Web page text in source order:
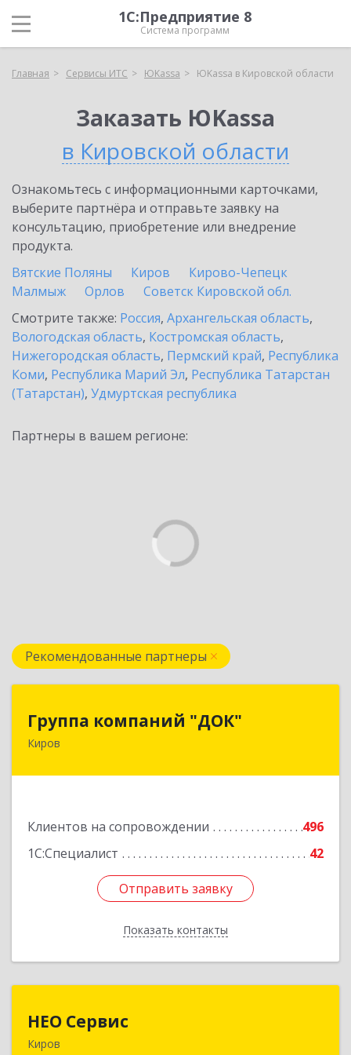
1С:Предприятие 8
Система программ
Главная Сервисы ИТС ЮKassa ЮKassa в Кировской области
Заказать ЮKassa
в Кировской области
Ознакомьтесь с информационными карточками,
выберите партнёра и отправьте заявку на
консультацию, приобретение или внедрение
продукта.
Вятские Поляны
Киров
Кирово-Чепецк
Малмыж
Орлов
Советск Кировской обл.
Смотрите также: Россия, Архангельская область,
Вологодская область, Костромская область,
Нижегородская область, Пермский край, Республика
Коми, Республика Марий Эл, Республика Татарстан
(Татарстан), Удмуртская республика
Партнеры в вашем регионе:
Рекомендованные партнеры
Группа компаний "ДОК"
Киров
Клиентов на сопровождении
496
1С:Специалист
42
Отправить заявку
Показать контакты
Группа компаний "ДОК"
610017, Кировская обл, Киров г, Горького ул,
Отправить заявку
Назад
НЕО Сервис
Киров610045, Кировская обл, Киров г, Ульяновская